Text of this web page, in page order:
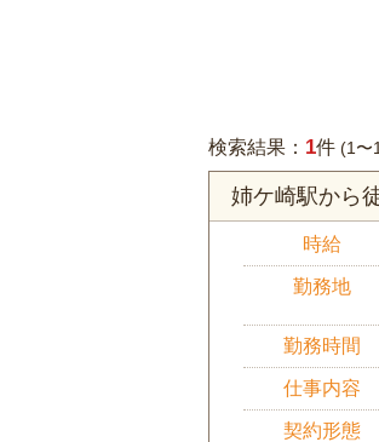
検索結果： 1件 (1〜
姉ケ崎駅から
時給
勤務地
勤務時間
仕事内容
契約形態